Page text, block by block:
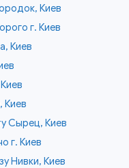
Киев
г. Киев
Киев
Киев
Сырец, Киев
г. Киев
Нивки, Киев